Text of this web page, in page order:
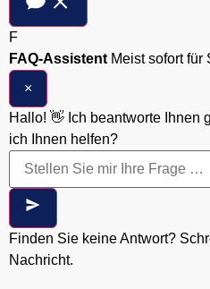
F
FAQ-Assistent Meist sofort für
×
Hallo! 👋 Ich beantworte Ihnen
ich Ihnen helfen?
Finden Sie keine Antwort?
Nachricht.